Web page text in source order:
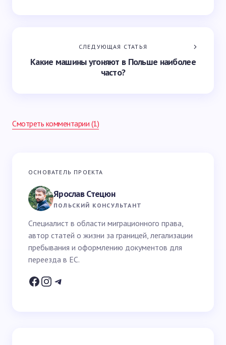
СЛЕДУЮЩАЯ СТАТЬЯ
Какие машины угоняют в Польше наиболее
часто?
Смотреть комментарии (1)
Ваш адрес email не будет опубликован.
Ваш вопрос *
Ваше имя *
Email *
ОСНОВАТЕЛЬ ПРОЕКТА
Ярослав Стецюн
ПОЛЬСКИЙ КОНСУЛЬТАНТ
Специалист в области миграционного права,
автор статей о жизни за границей, легализации
пребывания и оформлению документов для
переезда в ЕС.